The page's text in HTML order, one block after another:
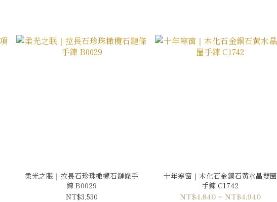
柔光之眠｜拉長石珍珠橄欖石鏈條手
鍊 B0029
NT$3,530
十年寒窗｜木化石金銅石黃水晶雙圈
手鍊 C1742
NT$4,840 ~ NT$4,940